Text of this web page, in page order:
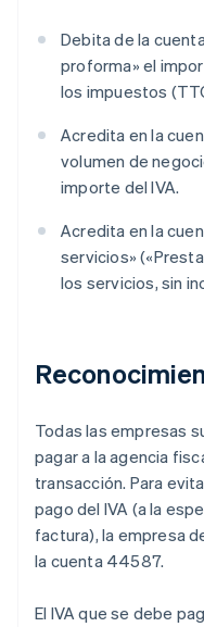
Debita de la
proforma» el
los impuestos
Acredita en la
volumen de
importe del IVA.
Acredita en la
servicios»
los servicios, sin
Todas las empresas
pagar a la agencia
transacción. Para
pago del IVA (a la
factura), la empresa
la cuenta 44587.
El IVA que se debe